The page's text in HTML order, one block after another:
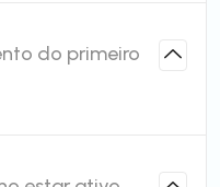
do primeiro